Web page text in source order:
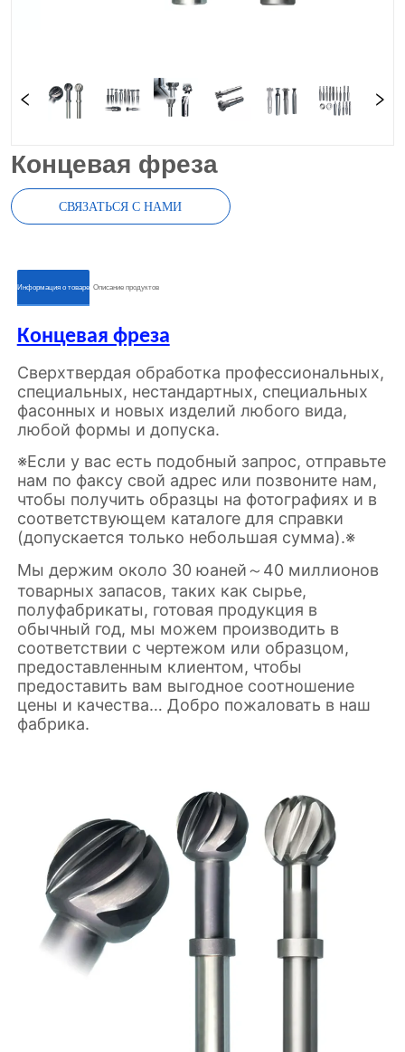
Концевая фреза
СВЯЗАТЬСЯ С НАМИ
ㅤㅤИнформация о товареㅤㅤ ㅤㅤОписание продуктовㅤㅤ